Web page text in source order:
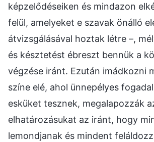
képzelődéseiken és mindazon
felül, amelyeket e szavak önálló
átvizsgálásával hoztak létre –,
és késztetést ébreszt bennük a
végzése iránt. Ezután imádkozni
színe elé, ahol ünnepélyes
esküket tesznek, megalapozzák
elhatározásukat az iránt, hogy
lemondjanak és mindent